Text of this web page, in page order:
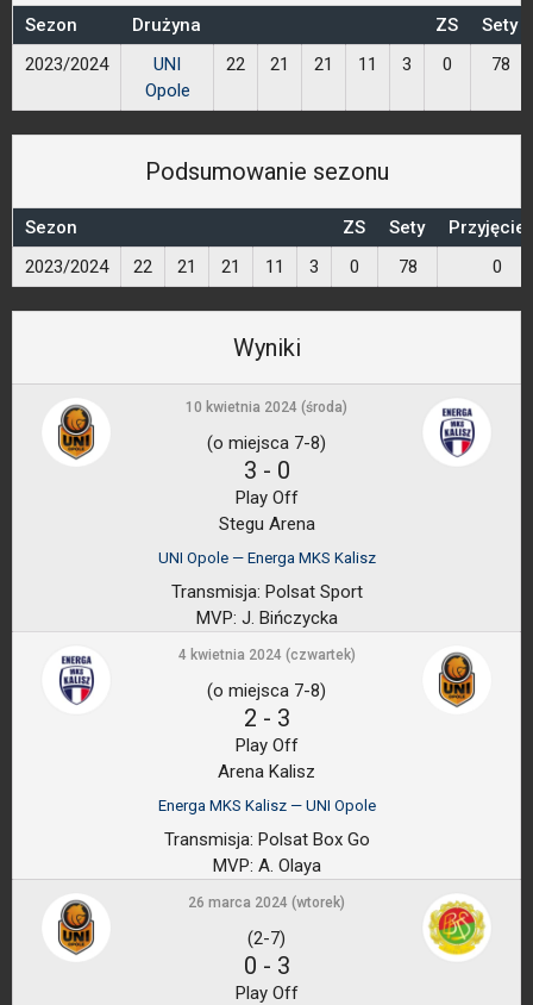
Sezon Drużyna ZS
Sety
2023/2024
UNI
Opole
22 21 21 11 3 0 78
Podsumowanie sezonu
Sezon ZS Sety
Przyjęcie
2023/2024
22 21 21 11 3 0 78 0
Wyniki
10 kwietnia 2024 (środa)
(o miejsca 7-8)
3 - 0
Play Off
Stegu Arena
UNI Opole — Energa MKS Kalisz
Transmisja: Polsat Sport
MVP: J. Bińczycka
4 kwietnia 2024 (czwartek)
(o miejsca 7-8)
2 - 3
Play Off
Arena Kalisz
Energa MKS Kalisz — UNI Opole
Transmisja: Polsat Box Go
MVP: A. Olaya
26 marca 2024 (wtorek)
(2-7)
0 - 3
Play Off